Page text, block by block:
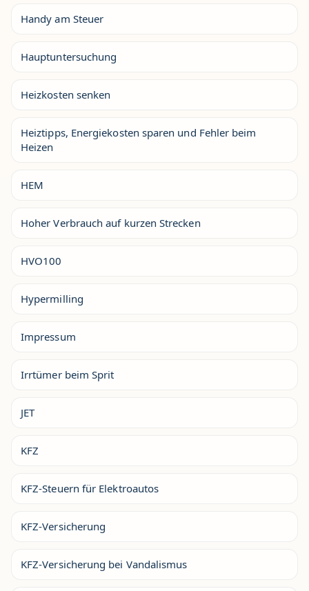
Handy am Steuer
Hauptuntersuchung
Heizkosten senken
Heiztipps, Energiekosten sparen und Fehler beim
Heizen
HEM
Hoher Verbrauch auf kurzen Strecken
HVO100
Hypermilling
Impressum
Irrtümer beim Sprit
JET
KFZ
KFZ-Steuern für Elektroautos
KFZ-Versicherung
KFZ-Versicherung bei Vandalismus